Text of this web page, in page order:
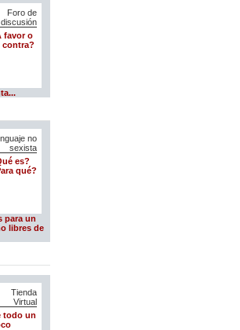
Foro de
discusión
favor o
contra?
no
sexista
es?
qué?
para un
libres de
Tienda
Virtual
todo un